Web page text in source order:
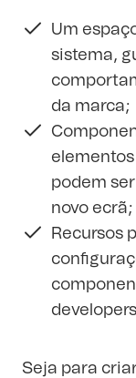
Um
sistema,
da marca;
podem
novo ecrã;
Recursos
Seja para